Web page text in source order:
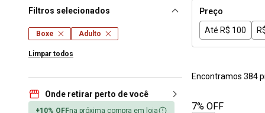
Filtros selecionados
Boxe Adulto
Limpar todos
Onde retirar perto de você
+10% OFFna próxima compra em loja
Preço
Até R$ 100
Encontramos 384
7% OFF